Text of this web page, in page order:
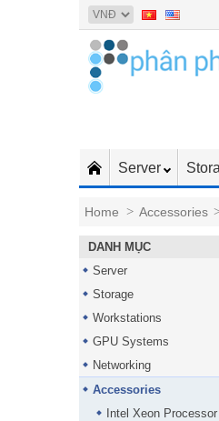
Server
Home > Accessories
DANH MỤC
Server
Storage
Workstations
GPU Systems
Networking
Accessories
Intel Xeon Processor